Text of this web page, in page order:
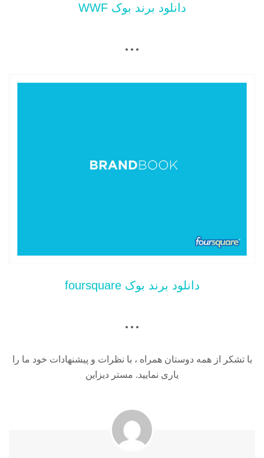
دانلود برند بوک WWF
…
دانلود برند بوک foursquare
…
با تشکر از همه دوستان همراه ، با نظرات و پیشنهادات خود ما را
یاری نمایید. مستر دیزاین